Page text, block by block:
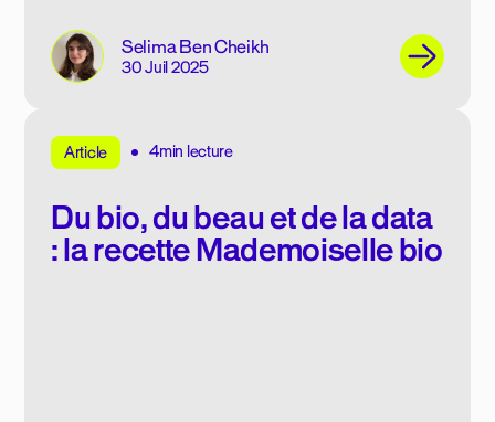
Selima Ben Cheikh
30 Juil 2025
Article 4min lecture
Du bio, du beau et de la data
: la recette Mademoiselle bio